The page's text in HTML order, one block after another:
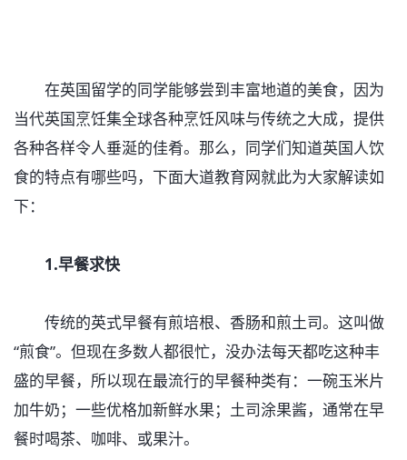
在英国留学的同学能够尝到丰富地道的美食，因为
当代英国烹饪集全球各种烹饪风味与传统之大成，提供
各种各样令人垂涎的佳肴。那么，同学们知道英国人饮
食的特点有哪些吗，下面大道教育网就此为大家解读如
下：
1.早餐求快
传统的英式早餐有煎培根、香肠和煎土司。这叫做
“煎食”。但现在多数人都很忙，没办法每天都吃这种丰
盛的早餐，所以现在最流行的早餐种类有：一碗玉米片
加牛奶；一些优格加新鲜水果；土司涂果酱，通常在早
餐时喝茶、咖啡、或果汁。